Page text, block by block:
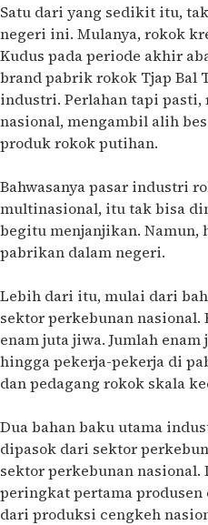
Satu dari yang sedikit itu,
negeri ini. Mulanya, rokok
Kudus pada periode akhir
brand pabrik rokok Tjap Bal
industri. Perlahan tapi
nasional, mengambil alih
produk rokok putihan.
Bahwasanya pasar industri
multinasional, itu tak bisa
begitu menjanjikan.
pabrikan dalam negeri.
Lebih dari itu, mulai dari
sektor perkebunan
enam juta jiwa. Jumlah
hingga pekerja-pekerja di
dan pedagang rokok skala
Dua bahan baku utama
dipasok dari sektor
sektor perkebunan
peringkat pertama
dari produksi cengkeh